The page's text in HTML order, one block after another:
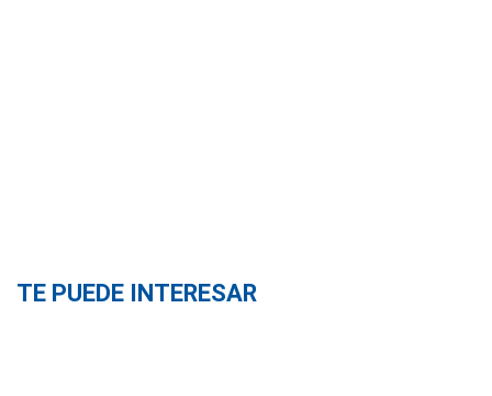
TE PUEDE INTERESAR